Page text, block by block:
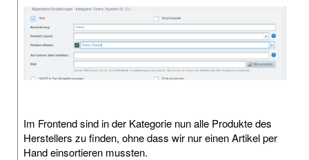
Im Frontend sind in der Kategorie nun alle Produkte des
Herstellers zu finden, ohne dass wir nur einen Artikel per
Hand einsortieren mussten.